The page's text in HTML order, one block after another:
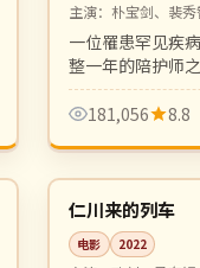
主演： 朴宝剑、裴秀
一位罹患罕见疾
整一年的陪护师
腻文艺，画面如
181,056
8.8
韩国
4K
仁川来的列车
电影 2022